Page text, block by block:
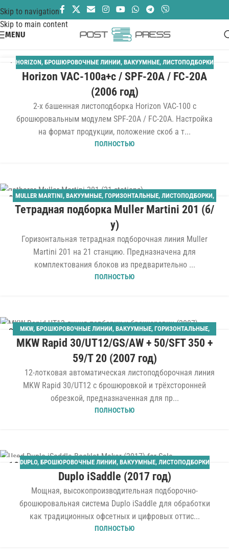
Skip to navigation
Skip to main content
MENU
14HORIZON, БРОШЮРОВОЧНЫЕ ЛИНИИ, ВАКУУМНЫЕ, ЛИСТОПОДБОРКИ
Horizon VAC-100a+c / SPF-20A / FC-20A
(2006 год)
2-х башенная листоподборка Horizon VAC-100 с
брошюровальным модулем SPF-20A / FC-20A. Настройка
на формат продукции, положение скоб а т...
ПОЛНОСТЬЮ
03
МАР
MULLER MARTINI, ВАКУУМНЫЕ, ГОРИЗОНТАЛЬНЫЕ, ЛИСТОПОДБОРКИ,
ПЕРЕПЛЁТНОЕ ОБОРУДОВАНИЕ, ПОДБОРКА ТЕТРАДЕЙ
Тетрадная подборка Muller Martini 201 (б/
у)
Горизонтальная тетрадная подборочная линия Muller
Martini 201 на 21 станцию. Предназначена для
комплектования блоков из предварительно ...
ПОЛНОСТЬЮ
02
МАР
MKW, БРОШЮРОВОЧНЫЕ ЛИНИИ, ВАКУУМНЫЕ, ГОРИЗОНТАЛЬНЫЕ,
ЛИСТОПОДБОРКИ
MKW Rapid 30/UT12/GS/AW + 50/SFT 350 +
59/T 20 (2007 год)
12-лотковая автоматическая листоподборочная линия
MKW Rapid 30/UT12 с брошюровкой и трёхсторонней
обрезкой, предназначенная для пр...
ПОЛНОСТЬЮ
19 DUPLO, БРОШЮРОВОЧНЫЕ ЛИНИИ, ВАКУУМНЫЕ, ЛИСТОПОДБОРКИ
Duplo iSaddle (2017 год)
Мощная, высокопроизводительная подборочно-
брошюровальная система Duplo iSaddle для обработки
как традиционных офсетных и цифровых оттис...
ПОЛНОСТЬЮ